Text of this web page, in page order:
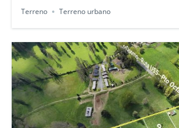
Terreno
Terreno urbano